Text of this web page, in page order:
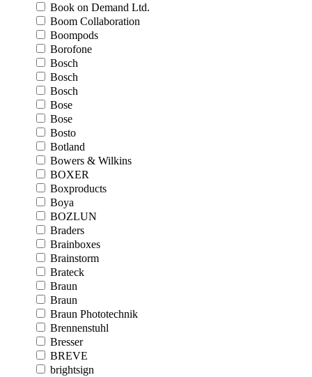
Book on Demand Ltd.
Boom Collaboration
Boompods
Borofone
Bosch
Bosch
Bosch
Bose
Bose
Bosto
Botland
Bowers & Wilkins
BOXER
Boxproducts
Boya
BOZLUN
Braders
Brainboxes
Brainstorm
Brateck
Braun
Braun
Braun Phototechnik
Brennenstuhl
Bresser
BREVE
brightsign